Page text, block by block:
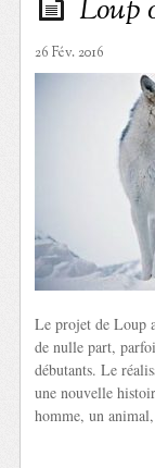
Loup
26 Fév. 2016
Le projet de Loup
de nulle part,
débutants. Le
une nouvelle
homme, un